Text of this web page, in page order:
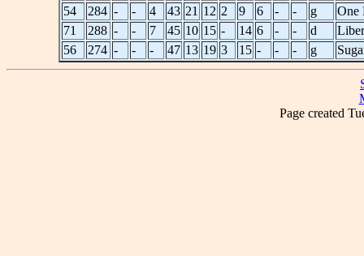
54
284 - - 4 43 21 12 2 9 6 - - g
One
71
288 - - 7 45 10 15 - 14 6 - - d
56
274 - - - 47 13 19 3 15 - - - g
Page created